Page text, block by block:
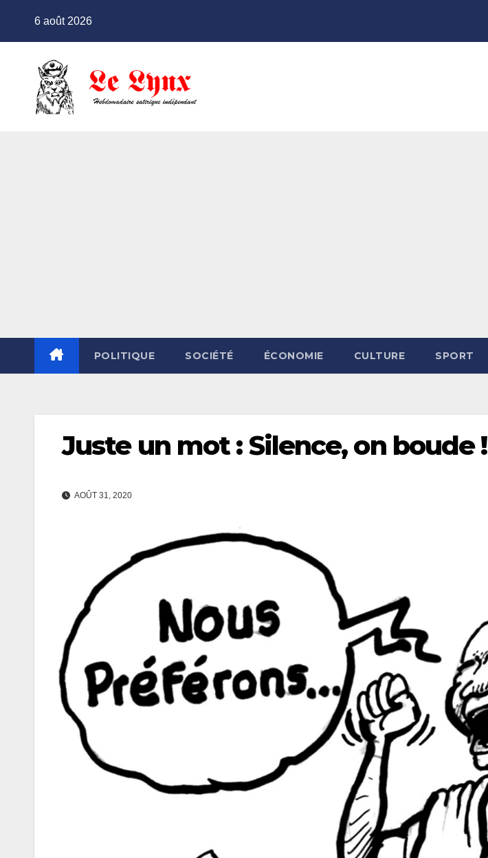
6 août 2026
POLITIQUE SOCIÉTÉ ÉCONOMIE CULTURE SPORT
Juste un mot : Silence, on boude !
AOÛT 31, 2020